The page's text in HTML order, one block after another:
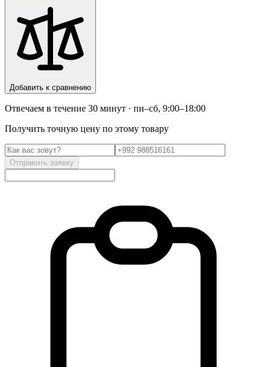
Добавить к сравнению
Отвечаем в течение 30 минут · пн–сб, 9:00–18:00
Получить точную цену по этому товару
Отправить заявку